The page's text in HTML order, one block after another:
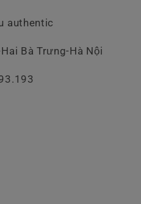
authentic
Bà Trưng-Hà Nội